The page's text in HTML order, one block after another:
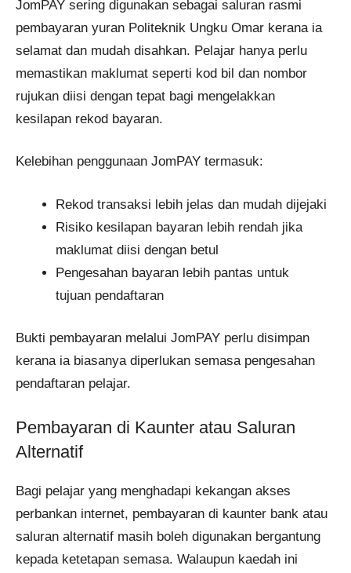
JomPAY sering digunakan sebagai saluran rasmi
pembayaran yuran Politeknik Ungku Omar kerana ia
selamat dan mudah disahkan. Pelajar hanya perlu
memastikan maklumat seperti kod bil dan nombor
rujukan diisi dengan tepat bagi mengelakkan
kesilapan rekod bayaran.
Kelebihan penggunaan JomPAY termasuk:
Rekod transaksi lebih jelas dan mudah dijejaki
Risiko kesilapan bayaran lebih rendah jika
maklumat diisi dengan betul
Pengesahan bayaran lebih pantas untuk
tujuan pendaftaran
Bukti pembayaran melalui JomPAY perlu disimpan
kerana ia biasanya diperlukan semasa pengesahan
pendaftaran pelajar.
Pembayaran di Kaunter atau Saluran
Alternatif
Bagi pelajar yang menghadapi kekangan akses
perbankan internet, pembayaran di kaunter bank atau
saluran alternatif masih boleh digunakan bergantung
kepada ketetapan semasa. Walaupun kaedah ini